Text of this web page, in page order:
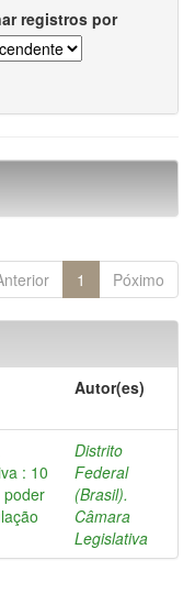
registros por
1 Póximo
Autor(es)
: 10
poder
Distrito
Federal
(Brasil).
Câmara
Legislativa